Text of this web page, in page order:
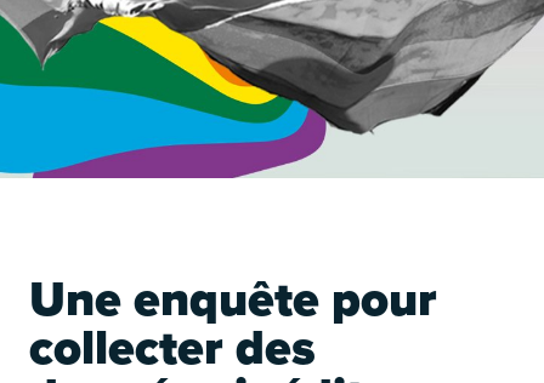
Une enquête pour
collecter des